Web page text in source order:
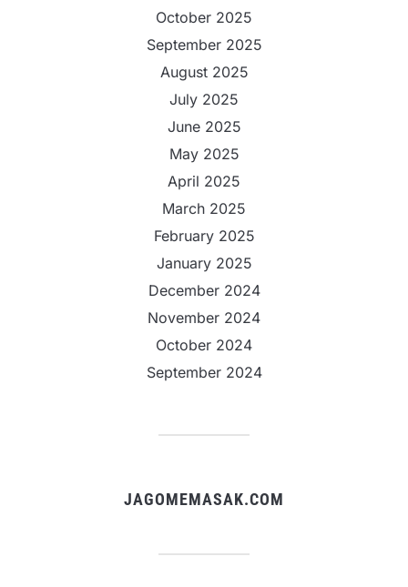
October 2025
September 2025
August 2025
July 2025
June 2025
May 2025
April 2025
March 2025
February 2025
January 2025
December 2024
November 2024
October 2024
September 2024
JAGOMEMASAK.COM